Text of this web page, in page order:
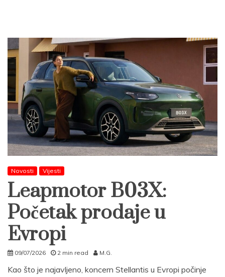
Novosti Vijesti
Leapmotor B03X:
Početak prodaje u
Evropi
09/07/2026 2 min read M.G.
Kao što je najavljeno, koncern Stellantis u Evropi počinje